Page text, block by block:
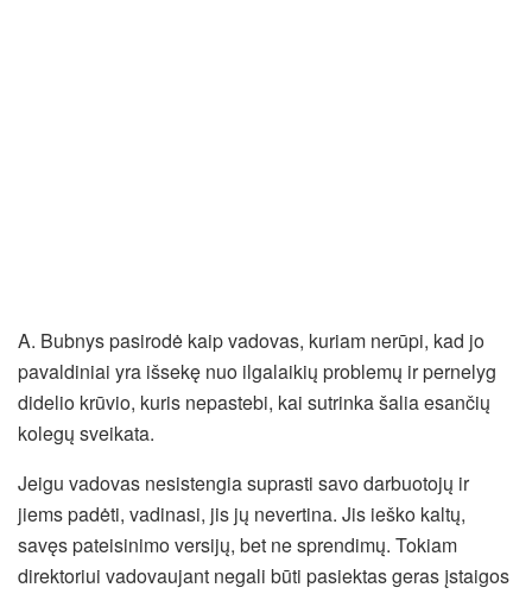
A. Bubnys pasirodė kaip vadovas, kuriam nerūpi, kad jo
pavaldiniai yra išsekę nuo ilgalaikių problemų ir pernelyg
didelio krūvio, kuris nepastebi, kai sutrinka šalia esančių
kolegų sveikata.
Jeigu vadovas nesistengia suprasti savo darbuotojų ir
jiems padėti, vadinasi, jis jų nevertina. Jis ieško kaltų,
savęs pateisinimo versijų, bet ne sprendimų. Tokiam
direktoriui vadovaujant negali būti pasiektas geras įstaigos